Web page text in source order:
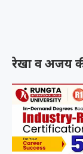
रेखा व अजय